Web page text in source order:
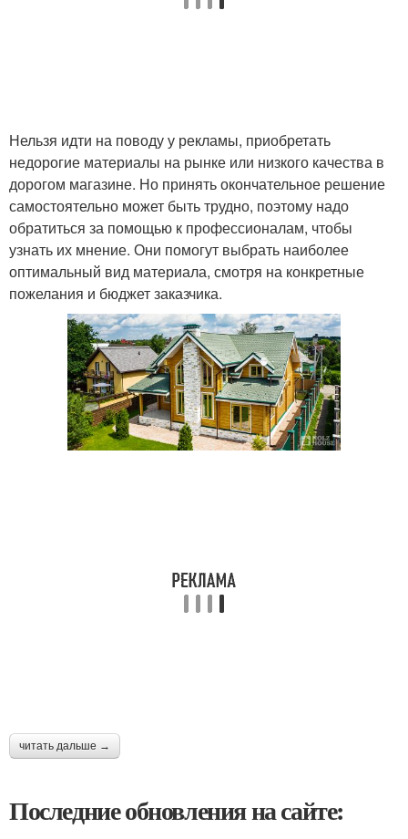
Нельзя идти на поводу у рекламы, приобретать
недорогие материалы на рынке или низкого качества в
дорогом магазине. Но принять окончательное решение
самостоятельно может быть трудно, поэтому надо
обратиться за помощью к профессионалам, чтобы
узнать их мнение. Они помогут выбрать наиболее
оптимальный вид материала, смотря на конкретные
пожелания и бюджет заказчика.
читать дальше →
Последние обновления на сайте: